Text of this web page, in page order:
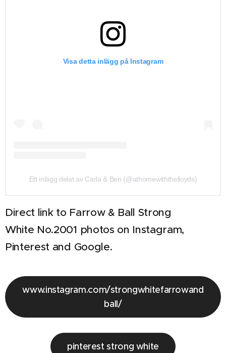
Visa detta inlägg på Instagram
Ett inlägg delat av Carla & Ben (@athomewiththelloyds)
Direct link to Farrow & Ball Strong
White No.2001 photos on Instagram,
Pinterest and Google.
www.instagram.com/strongwhitefarrowand
ball/
pinterest strong white